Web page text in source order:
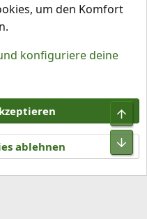
Datenschutz
2026 XenForo Ltd.
um den Komfort
konfiguriere deine
ablehnen